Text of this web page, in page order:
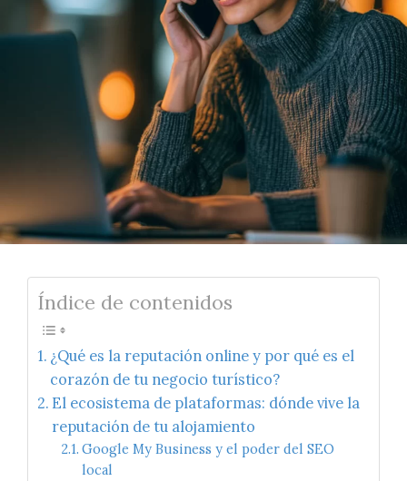
Índice de contenidos
¿Qué es la reputación online y por qué es el
corazón de tu negocio turístico?
El ecosistema de plataformas: dónde vive la
reputación de tu alojamiento
Google My Business y el poder del SEO
local